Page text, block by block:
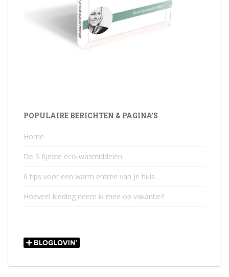
POPULAIRE BERICHTEN & PAGINA’S
Home
De 5 fijnste eco-wasmiddelen
6 tips voor een warm entree van je huis
Hoeveel kleding neem ik mee op vakantie?